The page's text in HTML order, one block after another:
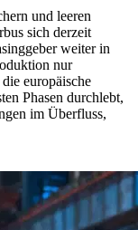
und leeren
sich derzeit
weiter in
nur
europäische
Phasen durchlebt,
im Überfluss,